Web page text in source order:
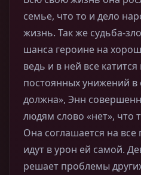
семье, что то и дело
жизнь. Так же судьба-
шанса героине на
ведь и в ней все
постоянных унижений в
должна», Энн
людям слово «нет», что
Она соглашается на
идут в урон ей самой.
решает проблемы